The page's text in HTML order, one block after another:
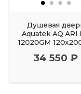
Душевая
Aquatek AQ ARI
12020GM
34 550 ₽